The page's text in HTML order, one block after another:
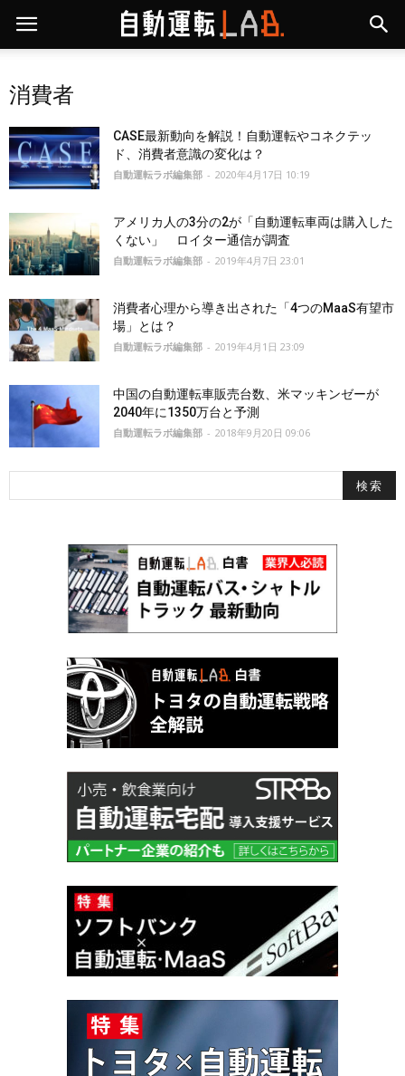
消費者
CASE最新動向を解説！自動運転やコネクテッ
ド、消費者意識の変化は？
自動運転ラボ編集部 - 2020年4月17日 10:19
アメリカ人の3分の2が「自動運転車両は購入した
くない」 ロイター通信が調査
自動運転ラボ編集部 - 2019年4月7日 23:01
消費者心理から導き出された「4つのMaaS有望市
場」とは？
自動運転ラボ編集部 - 2019年4月1日 23:09
中国の自動運転車販売台数、米マッキンゼーが
2040年に1350万台と予測
自動運転ラボ編集部 - 2018年9月20日 09:06